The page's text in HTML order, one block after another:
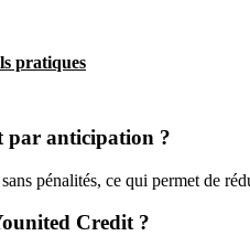
pratiques
par anticipation ?
pénalités, ce qui permet de
Credit ?